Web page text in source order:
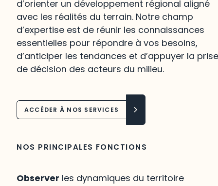
d’orienter un développement régional aligné
avec les réalités du terrain. Notre champ
d’expertise est de réunir les connaissances
essentielles pour répondre à vos besoins,
d’anticiper les tendances et d’appuyer la
de décision des acteurs du milieu.
ACCÉDER À NOS SERVICES
NOS PRINCIPALES FONCTIONS
Observer les dynamiques du territoire